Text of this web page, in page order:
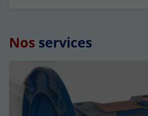
Nos services